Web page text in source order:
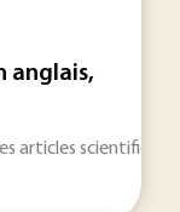
anglais,
articles